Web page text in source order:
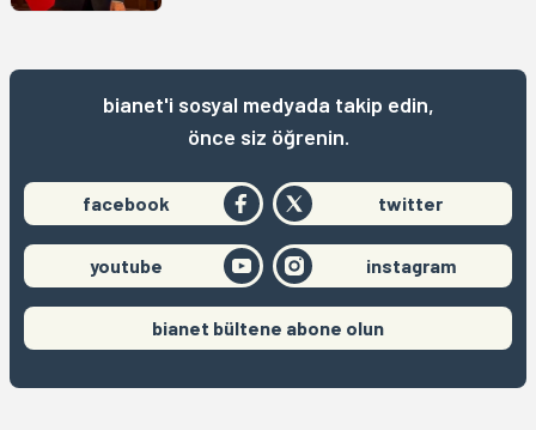
bianet'i sosyal medyada takip edin,
önce siz öğrenin.
facebook twitter
youtube instagram
bianet bültene abone olun